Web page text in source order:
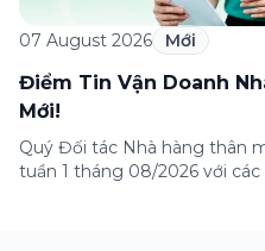
07 August 2026 Mới
Điểm Tin Vận Doanh
Mới!
Quý Đối tác Nhà hàng thân
tuần 1 tháng 08/2026 với